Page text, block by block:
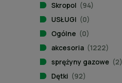
Skropol (94)
USŁUGI (0)
Ogólne (0)
akcesoria (1222)
sprężyny gazowe (2)
Dętki (92)